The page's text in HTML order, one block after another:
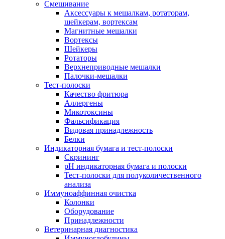
Смешивание
Аксессуары к мешалкам, ротаторам,
шейкерам, вортексам
Магнитные мешалки
Вортексы
Шейкеры
Ротаторы
Верхнеприводные мешалки
Палочки-мешалки
Тест-полоски
Качество фритюра
Аллергены
Микотоксины
Фальсификация
Видовая принадлежность
Белки
Индикаторная бумага и тест-полоски
Скрининг
pH индикаторная бумага и полоски
Тест-полоски для полуколичественного
анализа
Иммуноаффинная очистка
Колонки
Оборудование
Принадлежности
Ветеринарная диагностика